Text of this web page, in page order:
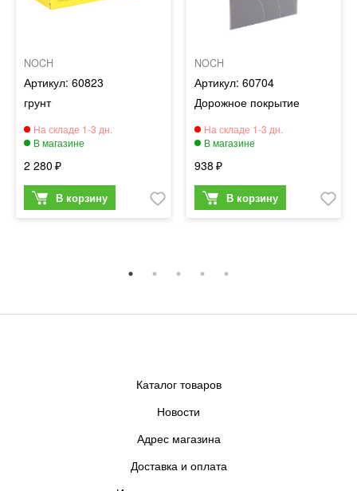
NOCH
60823
грунт
2 280
NOCH
60704
Дорожное покрытие
938
Каталог товаров
Новости
Адрес магазина
Доставка и оплата